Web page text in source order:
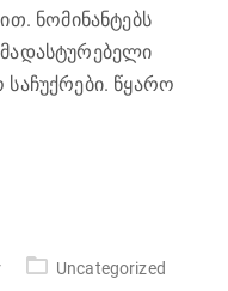
ნომინანტებს
წყარო
Uncategorized